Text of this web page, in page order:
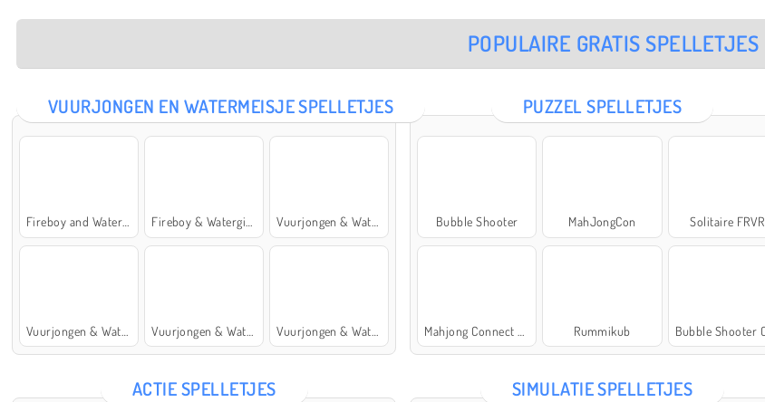
POPULAIRE GRATIS SPELLETJES
VUURJONGEN EN WATERMEISJE SPELLETJES PUZZEL SPELLETJES
Bubble Shooter MahJongCon Solitaire FRVR
Rummikub
ACTIE SPELLETJES SIMULATIE SPELLETJES